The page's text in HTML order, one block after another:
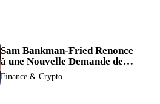
Sam Bankman-Fried Renonce
à une Nouvelle Demande de
Procès, Intensifiant la
Pression pour la Récusation
Finance & Crypto